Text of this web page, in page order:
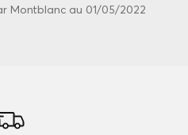
Montblanc au 01/05/2022